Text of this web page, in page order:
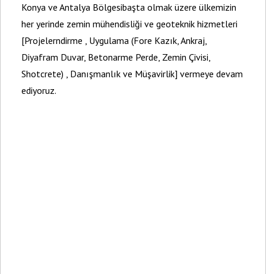
Konya ve Antalya Bölgesibaşta olmak üzere ülkemizin
her yerinde zemin mühendisliği ve geoteknik hizmetleri
[Projelerndirme , Uygulama (Fore Kazık, Ankraj,
Diyafram Duvar, Betonarme Perde, Zemin Çivisi,
Shotcrete) , Danışmanlık ve Müşavirlik] vermeye devam
ediyoruz.